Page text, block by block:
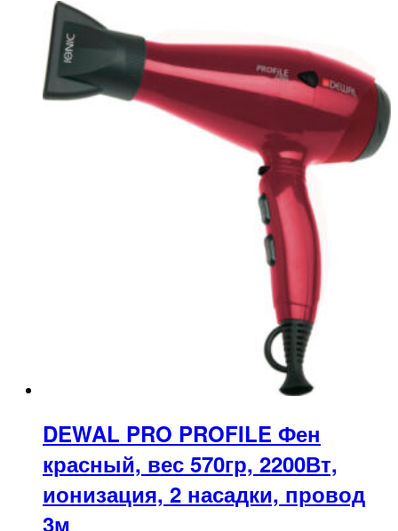
DEWAL PRO PROFILE Фен
красный, вес 570гр, 2200Вт,
ионизация, 2 насадки, провод
3м